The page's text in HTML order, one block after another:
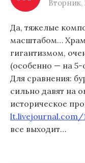
я
п
о
з
а
п
и
с
Вторник,
Да, тяжелые
масштабом…
гигантизмом,
(особенно — на
Для сравнения:
сильно давят на
историческое
lt.livejournal.com/
все выходит…